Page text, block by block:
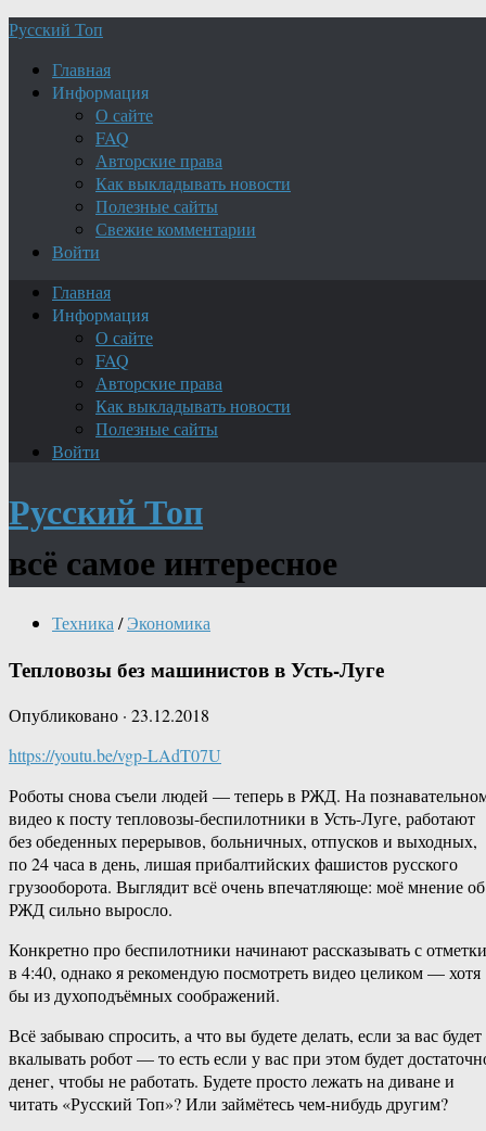
Русский Топ
Главная
Информация
О сайте
FAQ
Авторские права
Как выкладывать новости
Полезные сайты
Свежие комментарии
Войти
Главная
Информация
О сайте
FAQ
Авторские права
Как выкладывать новости
Полезные сайты
Войти
Русский Топ
всё самое интересное
Техника / Экономика
Тепловозы без машинистов в Усть-Луге
Опубликовано · 23.12.2018
https://youtu.be/vgp-LAdT07U
Роботы снова съели людей — теперь в РЖД. На
видео к посту тепловозы-беспилотники в Усть-Луге, работают
без обеденных перерывов, больничных, отпусков и выходных,
по 24 часа в день, лишая прибалтийских фашистов русского
грузооборота. Выглядит всё очень впечатляюще: моё мнение об
РЖД сильно выросло.
Конкретно про беспилотники начинают рассказывать с отметки
в 4:40, однако я рекомендую посмотреть видео целиком — хотя
бы из духоподъёмных соображений.
Всё забываю спросить, а что вы будете делать, если за вас будет
вкалывать робот — то есть если у вас при этом будет
денег, чтобы не работать. Будете просто лежать на диване и
читать «Русский Топ»? Или займётесь чем-нибудь другим?